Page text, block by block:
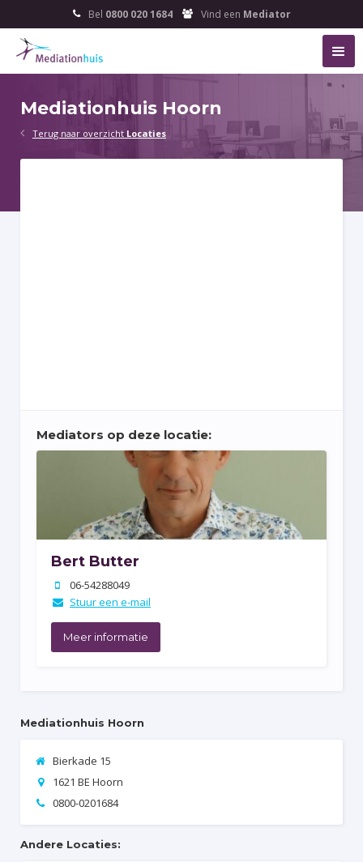
 Bel 0800 020 1684  Vind een Mediator
Mediationhuis Hoorn
 Terug naar overzicht Locaties
Mediators op deze locatie:
Bert Butter
 06-54288049
 Stuur een e-mail
Meer informatie
Mediationhuis Hoorn
 Bierkade 15
 1621 BE Hoorn
 0800-0201684
Andere Locaties: